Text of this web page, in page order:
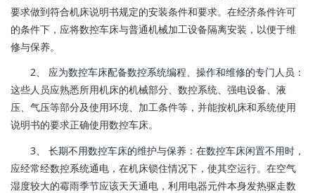
要求做到符合机床说明书规定的安装条件和要求。在经济条件许可
的条件下，应将数控车床与普通机械加工设备隔离安装，以便于维
修与保养。
2、 应为数控车床配备数控系统编程、操作和维修的专门人员：
这些人员应熟悉所用机床的机械部分、数控系统、强电设备、液
压、气压等部分及使用环境、加工条件等，并能按机床和系统使用
说明书的要求正确使用数控车床。
3、 长期不用数控车床的维护与保养：在数控车床闲置不用时，
应经常经数控系统通电，在机床锁住情况下，使其空运行。在空气
湿度较大的霉雨季节应该天天通电，利用电器元件本身发热驱走数